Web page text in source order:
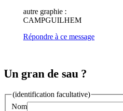
autre graphie :
CAMPGUILHEM
Répondre à ce message
Un gran de sau ?
(identification facultative)
Nom